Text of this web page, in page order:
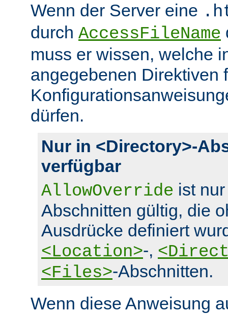
Wenn der Server eine
durch AccessFileName
muss er wissen, welche
angegebenen Direktiven
dürfen.
Nur in <Directory>-
verfügbar
AllowOverride ist
Abschnitten gültig, die
Ausdrücke definiert
<Location>-,
<Files>-Abschnitten.
Wenn diese Anweisung